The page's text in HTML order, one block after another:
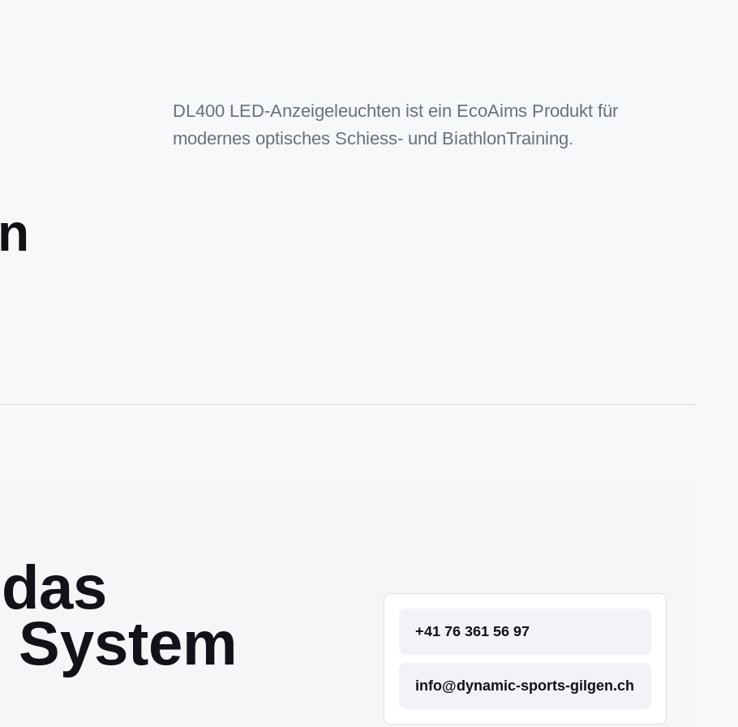
DL400 LED-Anzeigeleuchten ist ein EcoAims Produkt für
modernes optisches Schiess- und BiathlonTraining.
System
+41 76 361 56 97
info@dynamic-sports-gilgen.ch